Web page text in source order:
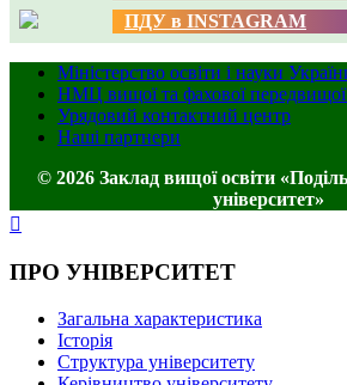
ПДУ в INSTAGRAM
Міністерство освіти і науки
НМЦ вищої та фахової передвищої
Урядовий контактний центр
Наші партнери
© 2026 Заклад вищої освіти
університет»
ПРО УНІВЕРСИТЕТ
Загальна характеристика
Історія
Структура університету